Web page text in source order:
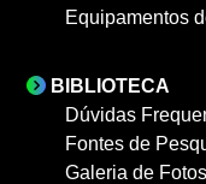
Equipamentos
BIBLIOTECA
Dúvidas
Fontes de
Galeria de Fotos